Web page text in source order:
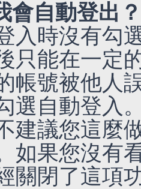
會自動登出？
入時沒有勾
只能在一定
帳號被他人
選自動登入
建議您這麼
如果您沒有
關閉了這項